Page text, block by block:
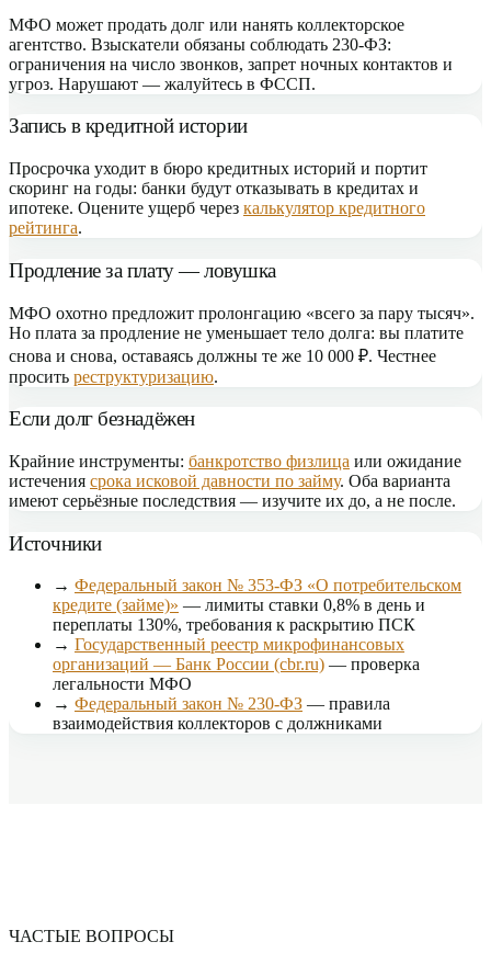
МФО может продать долг или нанять коллекторское
агентство. Взыскатели обязаны соблюдать 230-ФЗ:
ограничения на число звонков, запрет ночных контактов и
угроз. Нарушают — жалуйтесь в ФССП.
Запись в кредитной истории
Просрочка уходит в бюро кредитных историй и портит
скоринг на годы: банки будут отказывать в кредитах и
ипотеке. Оцените ущерб через калькулятор кредитного
рейтинга.
Продление за плату — ловушка
МФО охотно предложит пролонгацию «всего за пару тысяч».
Но плата за продление не уменьшает тело долга: вы платите
снова и снова, оставаясь должны те же 10 000 ₽. Честнее
просить реструктуризацию.
Если долг безнадёжен
Крайние инструменты: банкротство физлица или ожидание
истечения срока исковой давности по займу. Оба варианта
имеют серьёзные последствия — изучите их до, а не после.
Источники
→ Федеральный закон № 353-ФЗ «О потребительском
кредите (займе)» — лимиты ставки 0,8% в день и
переплаты 130%, требования к раскрытию ПСК
→ Государственный реестр микрофинансовых
организаций — Банк России (cbr.ru) — проверка
легальности МФО
→ Федеральный закон № 230-ФЗ — правила
взаимодействия коллекторов с должниками
ЧАСТЫЕ ВОПРОСЫ